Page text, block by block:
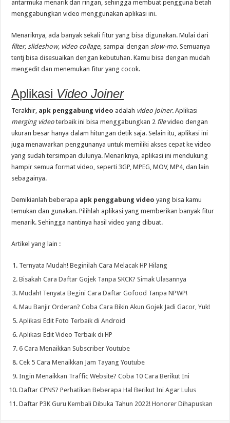
antarmuka menarik dan ringan, sehingga membuat pengguna betah
menggabungkan video menggunakan aplikasi ini.
Menariknya, ada banyak sekali fitur yang bisa digunakan. Mulai dari
filter, slideshow, video collage, sampai dengan slow-mo.Semuanya
tentj bisa disesuaikan dengan kebutuhan. Kamu bisa dengan mudah
mengedit dan menemukan fitur yang cocok.
Aplikasi Video Joiner
Terakhir, apk penggabung video adalah video joiner.Aplikasi
merging videoterbaik ini bisa menggabungkan 2 filevideo dengan
ukuran besar hanya dalam hitungan detik saja. Selain itu, aplikasi ini
juga menawarkan penggunanya untuk memiliki akses cepat ke video
yang sudah tersimpan dulunya. Menariknya, aplikasi ini mendukung
hampir semua format video, seperti 3GP, MPEG, MOV, MP4, dan lain
sebagainya.
Demikianlah beberapa apk penggabung videoyang bisa kamu
temukan dan gunakan. Pilihlah aplikasi yang memberikan banyak fitur
menarik. Sehingga nantinya hasil video yang dibuat.
Artikel yang lain :
Ternyata Mudah! Beginilah Cara Melacak HP Hilang
Bisakah Cara Daftar Gojek Tanpa SKCK? Simak Ulasannya
Mudah! Tenyata Begini Cara Daftar Gofood Tanpa NPWP!
Mau Banjir Orderan? Coba Cara Bikin Akun Gojek Jadi Gacor, Yuk!
Aplikasi Edit Foto Terbaik di Android
Aplikasi Edit Video Terbaik di HP
6 Cara Menaikkan Subscriber Youtube
Cek 5 Cara Menaikkan Jam Tayang Youtube
Ingin Menaikkan Traffic Website? Coba 10 Cara Berikut Ini
Daftar CPNS? Perhatikan Beberapa Hal Berikut Ini Agar Lulus
Daftar P3K Guru Kembali Dibuka Tahun 2022! Honorer Dihapuskan